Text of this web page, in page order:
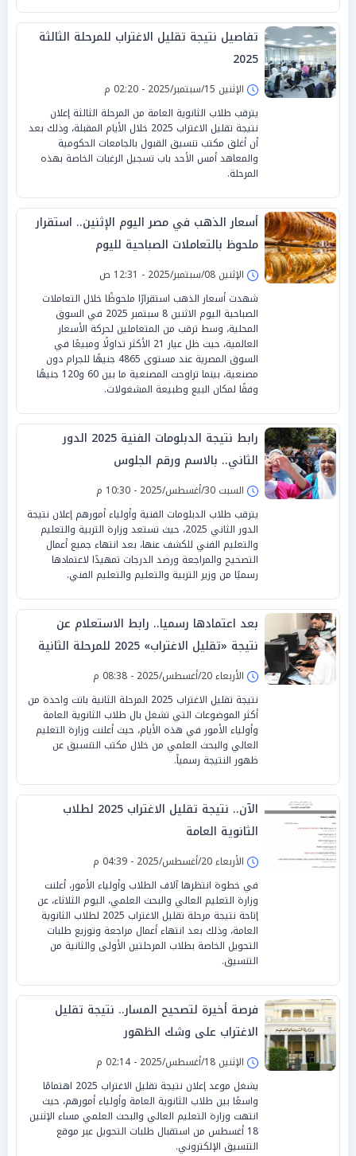
تفاصيل نتيجة تقليل الاغتراب للمرحلة الثالثة
2025
الإثنين 15/سبتمبر/2025 - 02:20 م
يترقب طلاب الثانوية العامة من المرحلة الثالثة إعلان
نتيجة تقليل الاغتراب 2025 خلال الأيام المقبلة، وذلك بعد
أن أغلق مكتب تنسيق القبول بالجامعات الحكومية
والمعاهد أمس الأحد باب تسجيل الرغبات الخاصة بهذه
المرحلة.
أسعار الذهب في مصر اليوم الإثنين.. استقرار
ملحوظ بالتعاملات الصباحية لليوم
الإثنين 08/سبتمبر/2025 - 12:31 ص
شهدت أسعار الذهب استقرارًا ملحوظًا خلال التعاملات
الصباحية اليوم الاثنين 8 سبتمبر 2025 في السوق
المحلية، وسط ترقب من المتعاملين لحركة الأسعار
العالمية، حيث ظل عيار 21 الأكثر تداولًا ومبيعًا في
السوق المصرية عند مستوى 4865 جنيهًا للجرام دون
مصنعية، بينما تراوحت المصنعية ما بين 60 و120 جنيهًا
وفقًا لمكان البيع وطبيعة المشغولات.
رابط نتيجة الدبلومات الفنية 2025 الدور
الثاني.. بالاسم ورقم الجلوس
السبت 30/أغسطس/2025 - 10:30 م
يترقب طلاب الدبلومات الفنية وأولياء أمورهم إعلان نتيجة
الدور الثاني 2025، حيث تستعد وزارة التربية والتعليم
والتعليم الفني للكشف عنها، بعد انتهاء جميع أعمال
التصحيح والمراجعة ورصد الدرجات تمهيدًا لاعتمادها
رسميًا من وزير التربية والتعليم والتعليم الفني.
بعد اعتمادها رسميا.. رابط الاستعلام عن
نتيجة «تقليل الاغتراب» 2025 للمرحلة الثانية
الأربعاء 20/أغسطس/2025 - 08:38 م
نتيجة تقليل الاغتراب 2025 المرحلة الثانية باتت واحدة من
أكثر الموضوعات التي تشغل بال طلاب الثانوية العامة
وأولياء الأمور في هذه الأيام، حيث أعلنت وزارة التعليم
العالي والبحث العلمي من خلال مكتب التنسيق عن
ظهور النتيجة رسمياً.
الآن.. نتيجة تقليل الاغتراب 2025 لطلاب
الثانوية العامة
الأربعاء 20/أغسطس/2025 - 04:39 م
في خطوة انتظرها آلاف الطلاب وأولياء الأمور، أعلنت
وزارة التعليم العالي والبحث العلمي، اليوم الثلاثاء، عن
إتاحة نتيجة مرحلة تقليل الاغتراب 2025 لطلاب الثانوية
العامة، وذلك بعد انتهاء أعمال مراجعة وتوزيع طلبات
التحويل الخاصة بطلاب المرحلتين الأولى والثانية من
التنسيق.
فرصة أخيرة لتصحيح المسار.. نتيجة تقليل
الاغتراب على وشك الظهور
الإثنين 18/أغسطس/2025 - 02:14 م
يشغل موعد إعلان نتيجة تقليل الاغتراب 2025 اهتمامًا
واسعًا بين طلاب الثانوية العامة وأولياء أمورهم، حيث
انتهت وزارة التعليم العالي والبحث العلمي مساء الإثنين
18 أغسطس من استقبال طلبات التحويل عبر موقع
التنسيق الإلكتروني.